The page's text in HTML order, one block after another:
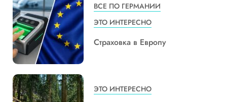
ВСЕ ПО ГЕРМАНИИ
ЭТО ИНТЕРЕСНО
Страховка в Европу
ЭТО ИНТЕРЕСНО